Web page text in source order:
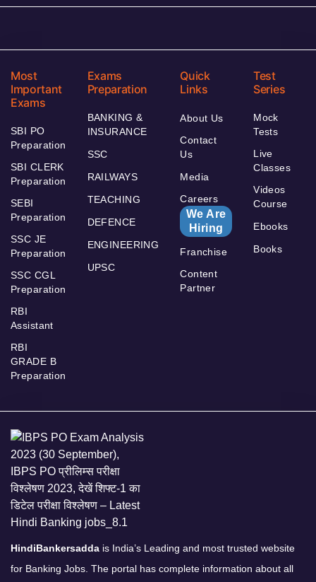
Most
Important
Exams
SBI PO
Preparation
SBI CLERK
Preparation
SEBI
Preparation
SSC JE
Preparation
SSC CGL
Preparation
RBI
Assistant
RBI
GRADE B
Preparation
Exams
Preparation
BANKING &
INSURANCE
SSC
RAILWAYS
TEACHING
DEFENCE
ENGINEERING
UPSC
Quick
Links
About Us
Contact
Us
Media
Careers
We Are
Hiring
Franchise
Content
Partner
Test
Series
Mock
Tests
Live
Classes
Videos
Course
Ebooks
Books
HindiBankersadda is India’s Leading and most trusted website
for Banking Jobs. The portal has complete information about all